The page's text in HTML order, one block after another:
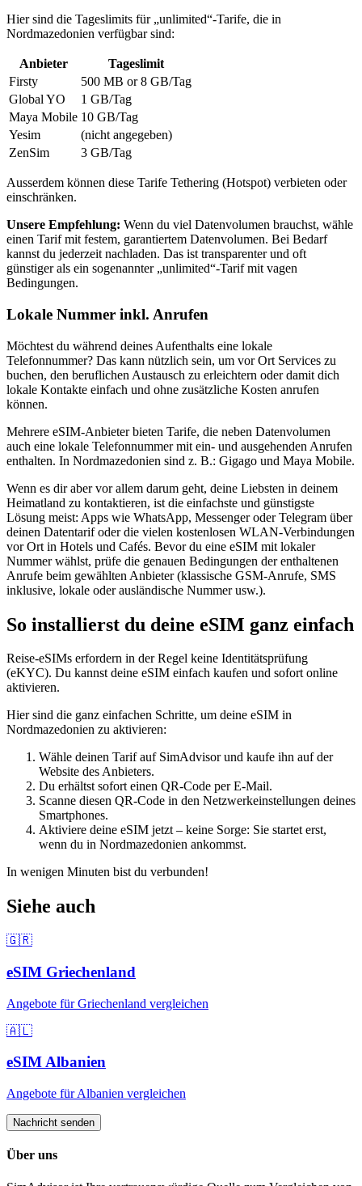
Hier sind die Tageslimits für „unlimited“-Tarife, die in
Nordmazedonien verfügbar sind:
Anbieter
Tageslimit
Firsty
500 MB or 8 GB/Tag
Global YO
1 GB/Tag
Maya Mobile 10 GB/Tag
Yesim
(nicht angegeben)
ZenSim
3 GB/Tag
Ausserdem können diese Tarife Tethering (Hotspot) verbieten oder
einschränken.
Unsere Empfehlung: Wenn du viel Datenvolumen brauchst, wähle
einen Tarif mit festem, garantiertem Datenvolumen. Bei Bedarf
kannst du jederzeit nachladen. Das ist transparenter und oft
günstiger als ein sogenannter „unlimited“-Tarif mit vagen
Bedingungen.
Lokale Nummer inkl. Anrufen
Möchtest du während deines Aufenthalts eine lokale
Telefonnummer? Das kann nützlich sein, um vor Ort Services zu
buchen, den beruflichen Austausch zu erleichtern oder damit dich
lokale Kontakte einfach und ohne zusätzliche Kosten anrufen
können.
Mehrere eSIM-Anbieter bieten Tarife, die neben Datenvolumen
auch eine lokale Telefonnummer mit ein- und ausgehenden Anrufen
enthalten. In Nordmazedonien sind z. B.: Gigago und Maya Mobile.
Wenn es dir aber vor allem darum geht, deine Liebsten in deinem
Heimatland zu kontaktieren, ist die einfachste und günstigste
Lösung meist: Apps wie WhatsApp, Messenger oder Telegram über
deinen Datentarif oder die vielen kostenlosen WLAN-Verbindungen
vor Ort in Hotels und Cafés. Bevor du eine eSIM mit lokaler
Nummer wählst, prüfe die genauen Bedingungen der enthaltenen
Anrufe beim gewählten Anbieter (klassische GSM-Anrufe, SMS
inklusive, lokale oder ausländische Nummer usw.).
So installierst du deine eSIM ganz einfach
Reise-eSIMs erfordern in der Regel keine Identitätsprüfung
(eKYC). Du kannst deine eSIM einfach kaufen und sofort online
aktivieren.
Hier sind die ganz einfachen Schritte, um deine eSIM in
Nordmazedonien zu aktivieren:
Wähle deinen Tarif auf SimAdvisor und kaufe ihn auf der
Website des Anbieters.
Du erhältst sofort einen QR-Code per E-Mail.
Scanne diesen QR-Code in den Netzwerkeinstellungen deines
Smartphones.
Aktiviere deine eSIM jetzt – keine Sorge: Sie startet erst,
wenn du in Nordmazedonien ankommst.
In wenigen Minuten bist du verbunden!
Siehe auch
🇬🇷
eSIM Griechenland
Angebote fürGriechenland vergleichen
🇦🇱
eSIMAlbanien
Angebote fürAlbanien vergleichen
Nachricht senden
Über uns